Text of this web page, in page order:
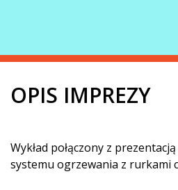
OPIS IMPREZY
Wykład połączony z
systemu ogrzewania z rurkami